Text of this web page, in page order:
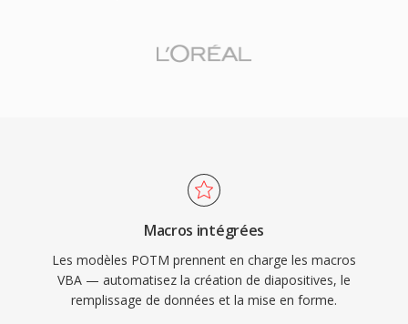
Macros intégrées
Les modèles POTM prennent en charge les macros
VBA — automatisez la création de diapositives, le
remplissage de données et la mise en forme.